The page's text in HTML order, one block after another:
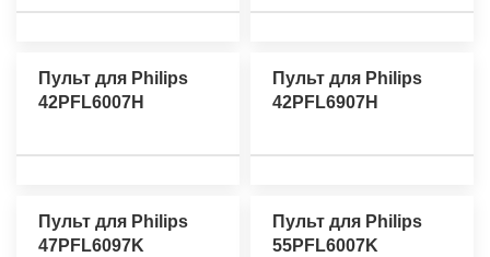
Пульт для Philips
42PFL6007H
Пульт для Philips
42PFL6907H
Пульт для Philips
47PFL6097K
Пульт для Philips
55PFL6007K